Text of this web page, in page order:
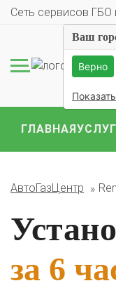
Cеть сервисов ГБО
ГЛАВНАЯ
АвтоГазЦентр
за 6
Ваш
Верно